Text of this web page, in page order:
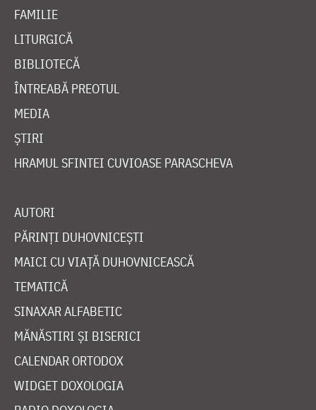
FAMILIE
LITURGICĂ
BIBLIOTECĂ
ÎNTREABĂ PREOTUL
MEDIA
ȘTIRI
HRAMUL SFINTEI CUVIOASE PARASCHEVA
AUTORI
PĂRINȚI DUHOVNICEȘTI
MAICI CU VIAȚĂ DUHOVNICEASCĂ
TEMATICĂ
SINAXAR ALFABETIC
MĂNĂSTIRI ȘI BISERICI
CALENDAR ORTODOX
WIDGET DOXOLOGIA